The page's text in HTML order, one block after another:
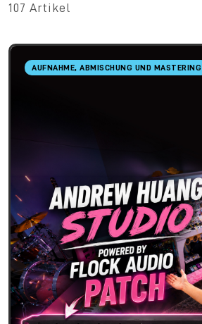
107 Artikel
AUFNAHME, ABMISCHUNG UND MASTERING